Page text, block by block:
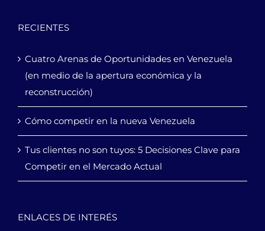
RECIENTES
Cuatro Arenas de Oportunidades en Venezuela
(en medio de la apertura económica y la
reconstrucción)
Cómo competir en la nueva Venezuela
Tus clientes no son tuyos: 5 Decisiones Clave para
Competir en el Mercado Actual
ENLACES DE INTERÉS